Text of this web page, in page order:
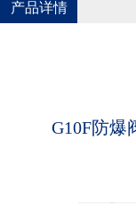
产品详情
G10F防爆